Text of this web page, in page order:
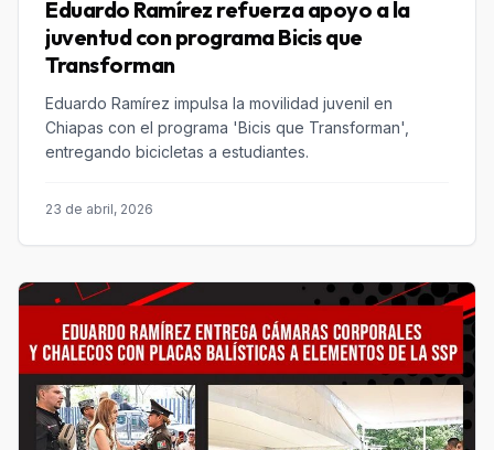
Eduardo Ramírez refuerza apoyo a la
juventud con programa Bicis que
Transforman
Eduardo Ramírez impulsa la movilidad juvenil en
Chiapas con el programa 'Bicis que Transforman',
entregando bicicletas a estudiantes.
23 de abril, 2026